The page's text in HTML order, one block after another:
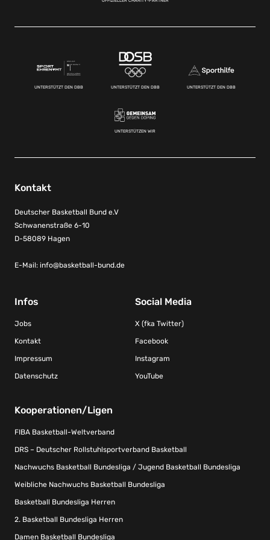
UNTERSTÜTZT DEN DBB UNTERSTÜTZT DEN DBB UNTERSTÜTZT DEN DBB
UNTERSTÜTZEN WIR
Kontakt
Deutscher Basketball Bund e.V
Schwanenstraße 6-10
D-58089 Hagen
E-Mail: info@basketball-bund.de
Infos
Jobs
Kontakt
Impressum
Datenschutz
Social Media
X (fka Twitter)
Facebook
Instagram
YouTube
Kooperationen/Ligen
FIBA Basketball-Weltverband
DRS – Deutscher Rollstuhlsportverband Basketball
Nachwuchs Basketball Bundesliga / Jugend Basketball Bundesliga
Weibliche Nachwuchs Basketball Bundesliga
Basketball Bundesliga Herren
2. Basketball Bundesliga Herren
Damen Basketball Bundesliga